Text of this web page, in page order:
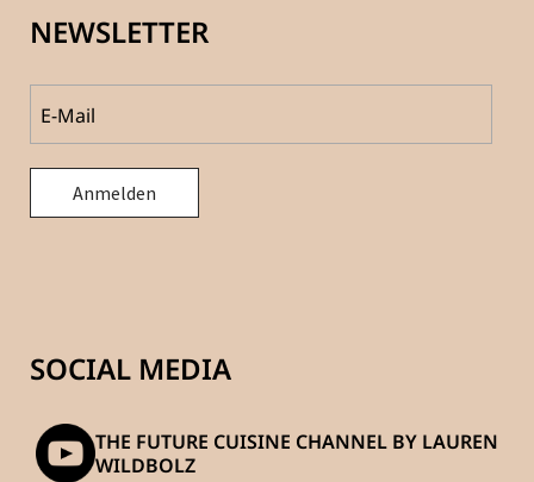
NEWSLETTER
SOCIAL MEDIA
THE FUTURE CUISINE CHANNEL BY LAUREN
WILDBOLZ